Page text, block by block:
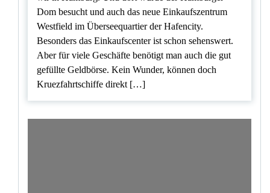
Dom besucht und auch das neue Einkaufszentrum
Westfield im Überseequartier der Hafencity.
Besonders das Einkaufscenter ist schon sehenswert.
Aber für viele Geschäfte benötigt man auch die gut
gefüllte Geldbörse. Kein Wunder, können doch
Kruezfahrtschiffe direkt […]